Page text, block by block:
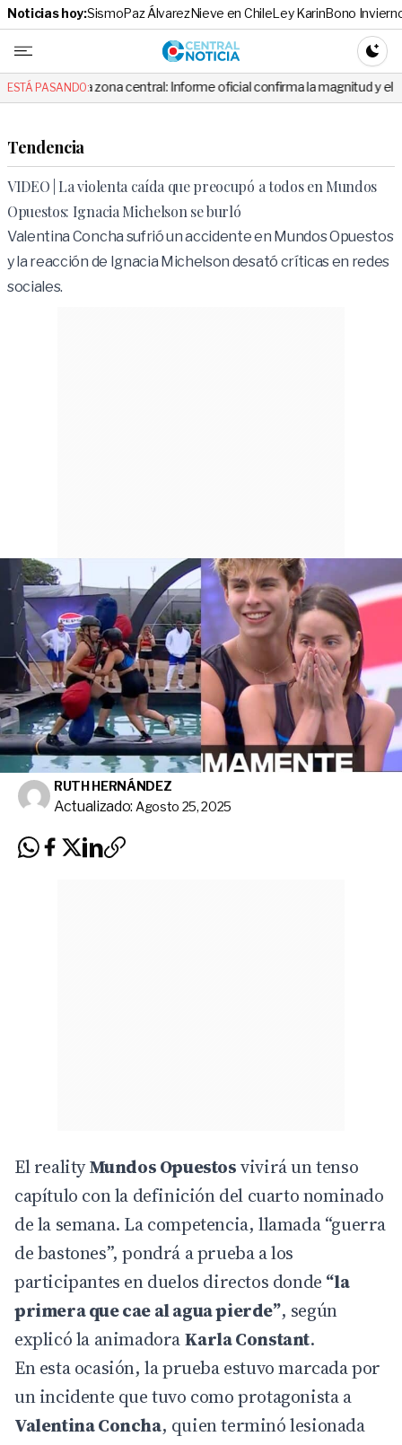
Noticias hoy:SismoPaz ÁlvarezNieve en ChileLey KarinBono
Central
ESTÁ PASANDO:
zona central: Informe oficial confirma la magnitud y el origen del
Tendencia
VIDEO | La violenta caída que preocupó a todos en Mundos
Opuestos: Ignacia Michelson se burló
Valentina Concha sufrió un accidente en Mundos Opuestos
y la reacción de Ignacia Michelson desató críticas en redes
sociales.
RUTH HERNÁNDEZ
Actualizado: Agosto 25, 2025
El realityMundos Opuestosvivirá un tenso
capítulo con la definición del cuarto nominado
de la semana. La competencia, llamada “guerra
de bastones”, pondrá a prueba a los
participantes en duelos directos donde “la
primera que cae al agua pierde”, según
explicó la animadoraKarla Constant.
En esta ocasión, la prueba estuvo marcada por
un incidente que tuvo como protagonista a
Valentina Concha, quien terminó lesionada